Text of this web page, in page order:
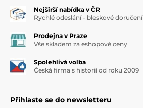
Nejširší nabídka v ČR
Rychlé odeslání - bleskové doručení
Prodejna v Praze
Vše skladem za eshopové ceny
Spolehlivá volba
Česká firma s historií od roku 2009
Přihlaste se do newsletteru